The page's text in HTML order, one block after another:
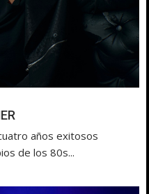
años exitosos
de los 80s...